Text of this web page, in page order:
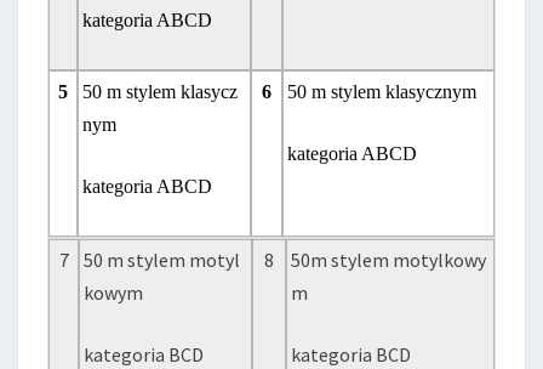
kategoria ABCD
5
50 m stylem klasycz
nym
kategoria ABCD
6 50 m stylem klasycznym
kategoria ABCD
7
50 m stylem motyl
kowym
kategoria BCD
8
50m stylem motylkowy
m
kategoria BCD